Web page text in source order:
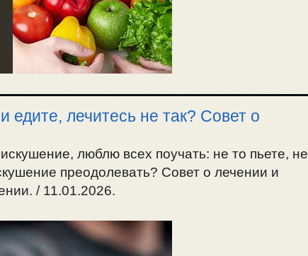
едите, лечитесь не так? Совет о
люблю всех поучать: не то пьете, не
преодолевать? Совет о лечении и
/ 11.01.2026.